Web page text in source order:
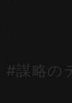
#謀略の